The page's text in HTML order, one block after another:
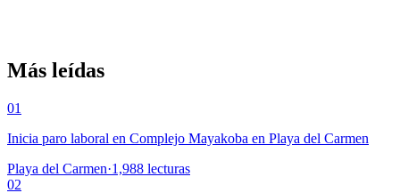
Más leídas
01
Inicia paro laboral en Complejo Mayakoba en Playa del Carmen
Playa del Carmen·1,988 lecturas
02